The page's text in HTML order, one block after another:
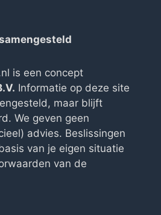
is een concept
Informatie op deze site
maar blijft
We geven geen
advies. Beslissingen
van je eigen situatie
van de